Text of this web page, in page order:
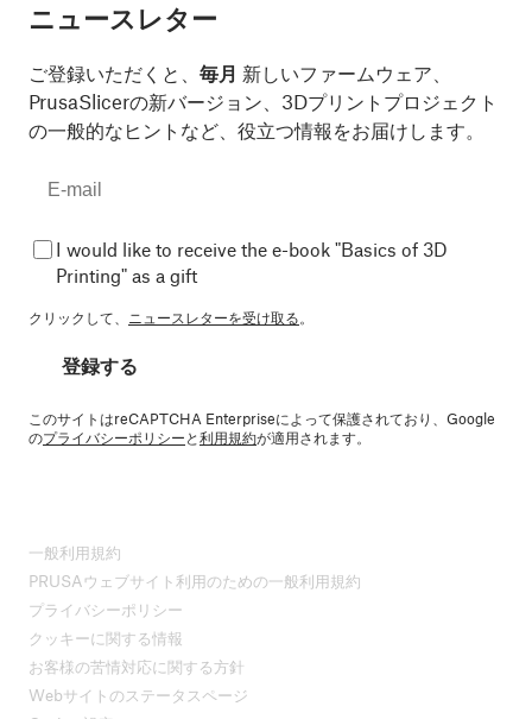
ニュースレター
ご登録いただくと、 毎月 新しいファームウェア、
PrusaSlicerの新バージョン、3Dプリントプロジェクト
の一般的なヒントなど、役立つ情報をお届けします。
I would like to receive the e-book "Basics of 3D
Printing" as a gift
クリックして、 ニュースレターを受け取る。
登録する
このサイトはreCAPTCHA Enterpriseによって保護されており、Google
のプライバシーポリシーと利用規約が適用されます。
一般利用規約
PRUSAウェブサイト利用のための一般利用規約
プライバシーポリシー
クッキーに関する情報
お客様の苦情対応に関する方針
Webサイトのステータスページ